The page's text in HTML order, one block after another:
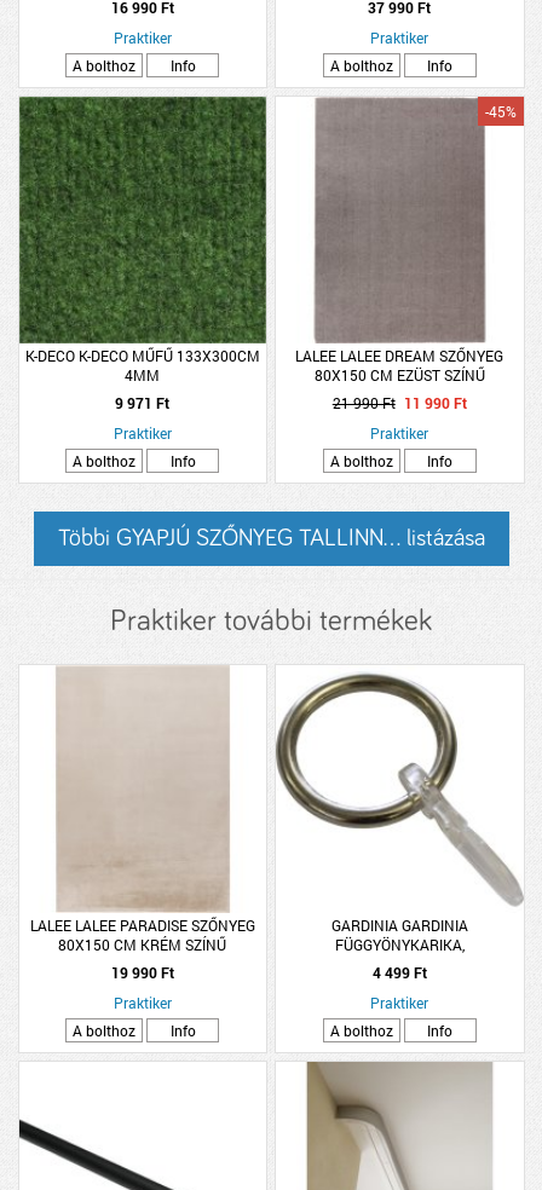
16 990 Ft
Praktiker
A bolthoz
Info
37 990 Ft
Praktiker
A bolthoz
Info
K-DECO K-DECO MŰFŰ 133X300CM
4MM
9 971 Ft
Praktiker
A bolthoz
Info
LALEE LALEE DREAM SZŐNYEG
80X150 CM EZÜST SZÍNŰ
-45%
21 990 Ft 11 990 Ft
Praktiker
A bolthoz
Info
Többi GYAPJÚ SZŐNYEG TALLINN... listázása
Praktiker további termékek
LALEE LALEE PARADISE SZŐNYEG
80X150 CM KRÉM SZÍNŰ
19 990 Ft
Praktiker
A bolthoz
Info
GARDINIA GARDINIA
FÜGGYÖNYKARIKA,
CSÚSZÓBETÉTTEL, Ø27MM
4 499 Ft
Praktiker
A bolthoz
Info